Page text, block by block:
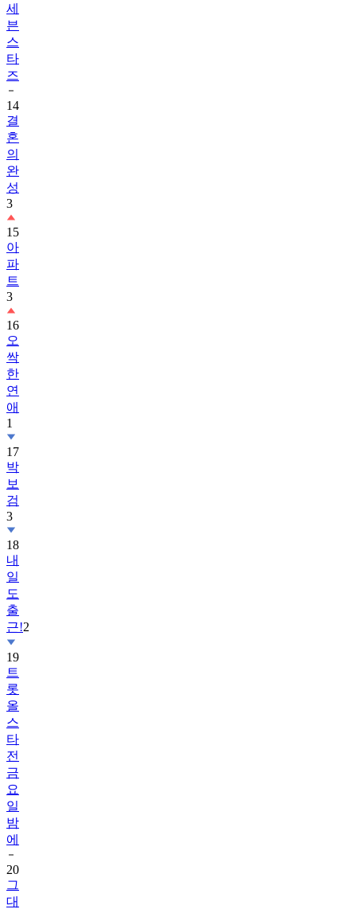
세
븐
스
타
즈
14
결
혼
의
완
성
3
15
아
파
트
3
16
오
싹
한
연
애
1
17
박
보
검
3
18
내
일
도
출
근!2
19
트
롯
올
스
타
전
금
요
일
밤
에
20
그
대